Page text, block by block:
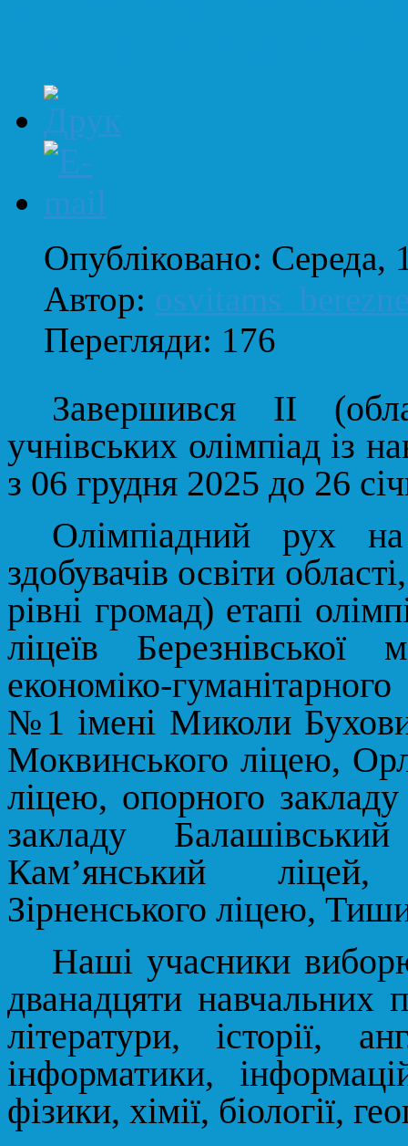
Опубліковано: Середа,
Автор:
Перегляди: 176
Завершився ІІ
учнівських олімпіад із
з 06 грудня 2025 до 26
Олімпіадний рух
здобувачів освіти
рівні громад) етапі
ліцеїв Березнівської
економіко-
№1 імені Миколи
Моквинського ліцею,
ліцею, опорного
закладу
Кам’янський ліцей,
Зірненського ліцею,
Наші учасники
дванадцяти навчальних
літератури, історії,
інформатики,
фізики, хімії, біології,